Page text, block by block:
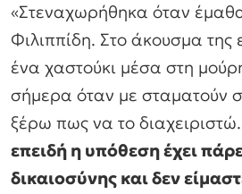
«Στεναχωρήθηκα όταν
Φιλιππίδη. Στο άκουσμα της
ένα χαστούκι μέσα στη
σήμερα όταν με σταματούν
ξέρω πως να το διαχειριστώ.
επειδή η υπόθεση έχει
δικαιοσύνης και δεν